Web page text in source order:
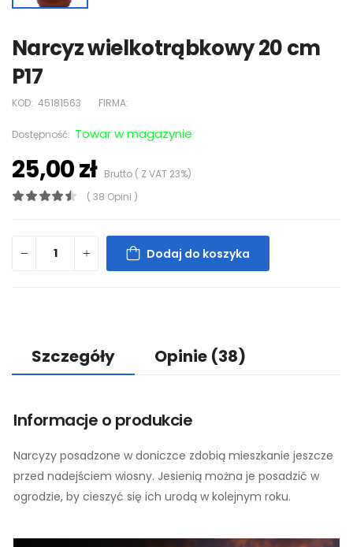
Narcyz wielkotrąbkowy 20 cm
P17
KOD: 45181563 FIRMA:
Dostępność: Towar w magazynie
25,00 złBrutto ( Z VAT 23%)
( 38 Opini )
Dodaj do koszyka
Szczegóły Opinie (38)
Informacje o produkcie
Narcyzy posadzone w doniczce zdobią mieszkanie jeszcze
przed nadejściem wiosny. Jesienią można je posadzić w
ogrodzie, by cieszyć się ich urodą w kolejnym roku.